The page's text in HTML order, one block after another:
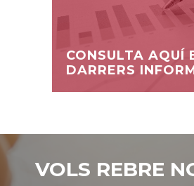
CONSULTA AQUÍ
DARRERS
VOLS REBRE